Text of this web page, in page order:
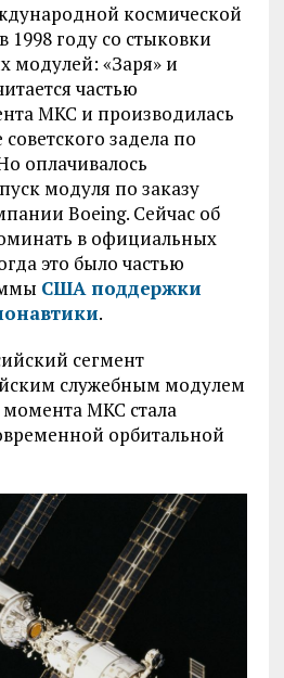
космической
1998 году со стыковки
модулей: «Заря» и
частью
МКС и производилась
задела по
оплачивалось
модуля по заказу
Boeing. Сейчас об
в официальных
это было частью
США поддержки
.
сегмент
служебным модулем
момента МКС стала
орбитальной